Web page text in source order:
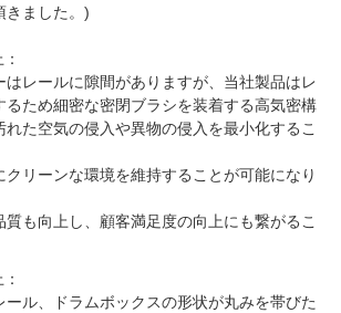
きました。)
はレールに隙間がありますが、当社製品はレ
るため細密な密閉ブラシを装着する高気密構
た空気の侵入や異物の侵入を最小化するこ
クリーンな環境を維持することが可能になり
質も向上し、顧客満足度の向上にも繋がるこ
ール、ドラムボックスの形状が丸みを帯びた